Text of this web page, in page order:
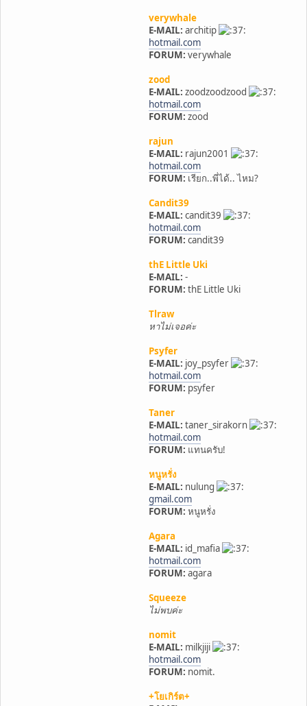
verywhale
E-MAIL: architip
hotmail.com
FORUM: verywhale
zood
E-MAIL: zoodzoodzood
hotmail.com
FORUM: zood
rajun
E-MAIL: rajun2001
hotmail.com
FORUM: เรียก..พี่ได้.. ไหม?
Candit39
E-MAIL: candit39
hotmail.com
FORUM: candit39
thE Little Uki
E-MAIL: -
FORUM: thE Little Uki
Tlraw
หาไม่เจอค่ะ
Psyfer
E-MAIL: joy_psyfer
hotmail.com
FORUM: psyfer
Taner
E-MAIL: taner_sirakorn
hotmail.com
FORUM: แทนครับ!
หนูหรั่ง
E-MAIL: nulung
gmail.com
FORUM: หนูหรั่ง
Agara
E-MAIL: id_mafia
hotmail.com
FORUM: agara
Squeeze
ไม่พบค่ะ
nomit
E-MAIL: milkjiji
hotmail.com
FORUM: nomit.
+โยเกิร์ต+